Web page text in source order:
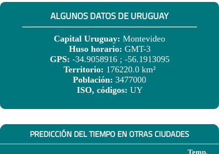
ALGUNOS DATOS DE URUGUAY
Capital Uruguay: Montevideo
Huso horario: GMT-3
GPS: -34.9058916 ; -56.1913095
Territorio: 176220.0 km²
Población: 3477000
ISO, códigos: UY
PREDICCIÓN DEL TIEMPO EN OTRAS CIUDADES
Temp.